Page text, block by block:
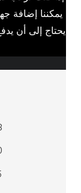
يمكننا إضافة
يحتاج إلى أن